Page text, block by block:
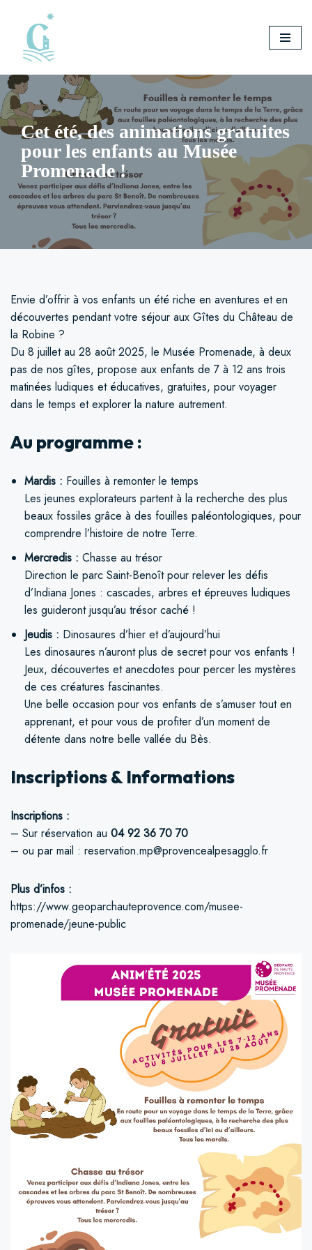
Aller
contenu
Cet été, des animations gratuites
pour les enfants au Musée
Promenade !
Envie d’offrir à vos enfants un été riche en aventures et en
découvertes pendant votre séjour aux Gîtes du Château de
la Robine ?
Du 8 juillet au 28 août 2025, le Musée Promenade, à deux
pas de nos gîtes, propose aux enfants de 7 à 12 ans trois
matinées ludiques et éducatives, gratuites, pour voyager
dans le temps et explorer la nature autrement.
Au programme :
Mardis : Fouilles à remonter le temps
Les jeunes explorateurs partent à la recherche des plus
beaux fossiles grâce à des fouilles paléontologiques, pour
comprendre l’histoire de notre Terre.
Mercredis : Chasse au trésor
Direction le parc Saint-Benoît pour relever les défis
d’Indiana Jones : cascades, arbres et épreuves ludiques
les guideront jusqu’au trésor caché !
Jeudis : Dinosaures d’hier et d’aujourd’hui
Les dinosaures n’auront plus de secret pour vos enfants !
Jeux, découvertes et anecdotes pour percer les mystères
de ces créatures fascinantes.
Une belle occasion pour vos enfants de s’amuser tout en
apprenant, et pour vous de profiter d’un moment de
détente dans notre belle vallée du Bès.
Inscriptions & Informations
Inscriptions :
– Sur réservation au 04 92 36 70 70
– ou par mail : reservation.mp@provencealpesagglo.fr
Plus d’infos :
https://www.geoparchauteprovence.com/musee-
promenade/jeune-public